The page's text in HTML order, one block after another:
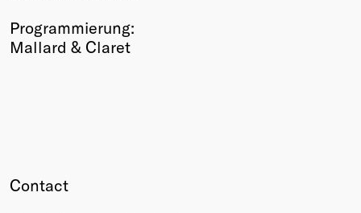
Programmierung:
Mallard & Claret
Contact